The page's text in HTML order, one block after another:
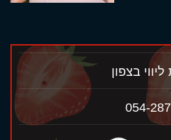
בצפון
054-